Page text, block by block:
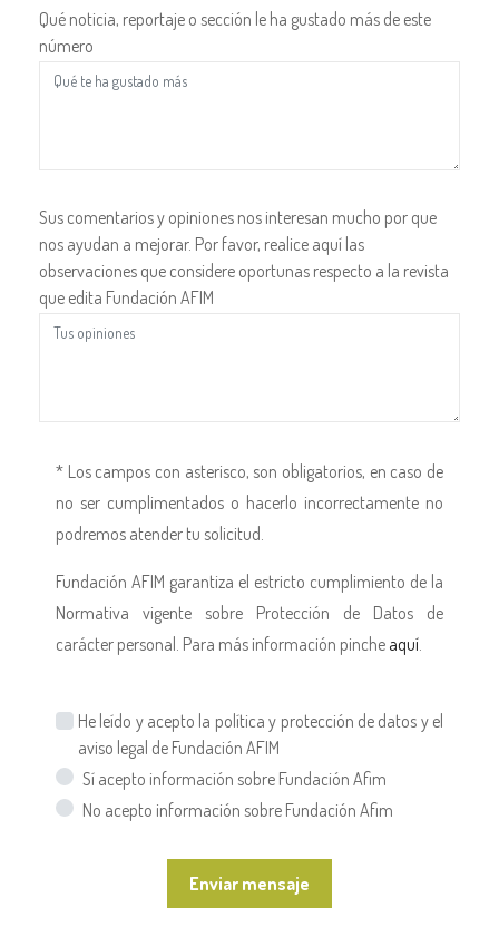
Qué noticia, reportaje o sección le ha gustado más de este
número
Sus comentarios y opiniones nos interesan mucho por que
nos ayudan a mejorar. Por favor, realice aquí las
observaciones que considere oportunas respecto a la revista
que edita Fundación AFIM
* Los campos con asterisco, son obligatorios, en caso de
no ser cumplimentados o hacerlo incorrectamente no
podremos atender tu solicitud.
Fundación AFIM garantiza el estricto cumplimiento de la
Normativa vigente sobre Protección de Datos de
carácter personal. Para más información pinche aquí
He leído y acepto la política y protección de datos y el
aviso legal de Fundación AFIM
Sí acepto información sobre Fundación Afim
No acepto información sobre Fundación Afim
Enviar mensaje